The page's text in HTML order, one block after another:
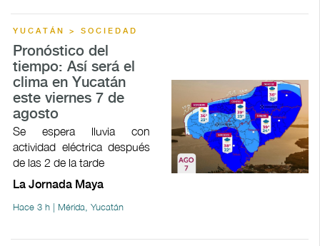
YUCATÁN > SOCIEDAD
Pronóstico del
tiempo: Así será el
clima en Yucatán
este viernes 7 de
agosto
Se espera lluvia con
actividad eléctrica después
de las 2 de la tarde
La Jornada Maya
Hace 3 h | Mérida, Yucatán